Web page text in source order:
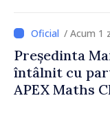
Strategică și
Dezinformării
/ Acum 1
Președinta
întâlnit cu
APEX Maths